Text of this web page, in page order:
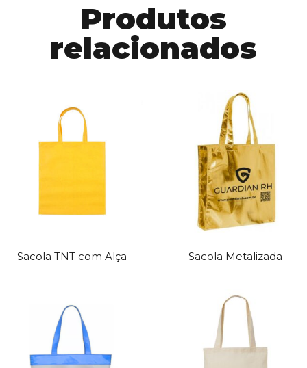
Produtos
relacionados
Sacola TNT com Alça Sacola Metalizada